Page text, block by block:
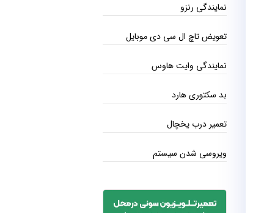
نمایندگی رنزو
تعویض تاچ ال سی دی موبایل
نمایندگی وایت هاوس
بد سکتوری هارد
تعمیر درب یخچال
ویروسی شدن سیستم